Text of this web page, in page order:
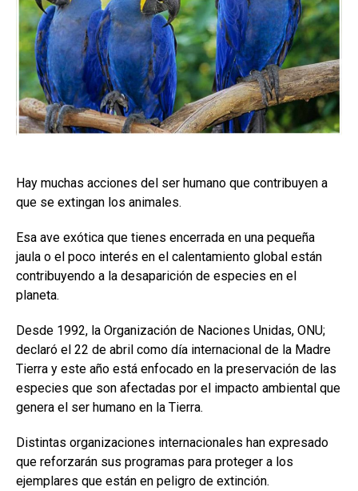
Hay muchas acciones del ser humano que contribuyen a
que se extingan los animales.
Esa ave exótica que tienes encerrada en una pequeña
jaula o el poco interés en el calentamiento global están
contribuyendo a la desaparición de especies en el
planeta.
Desde 1992, la Organización de Naciones Unidas, ONU;
declaró el 22 de abril como día internacional de la Madre
Tierra y este año está enfocado en la preservación de las
especies que son afectadas por el impacto ambiental que
genera el ser humano en la Tierra.
Distintas organizaciones internacionales han expresado
que reforzarán sus programas para proteger a los
ejemplares que están en peligro de extinción.